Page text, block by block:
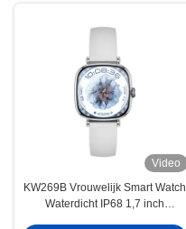
Video
KW269B Vrouwelijk Smart Watch
Waterdicht IP68 1,7 inch